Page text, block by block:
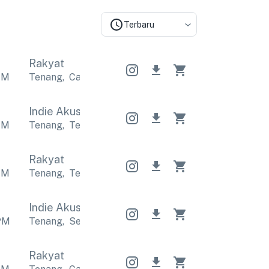
Terbaru
Rakyat
Tenang, Calm Tenang, Calm Tenang
Indie Akustik Indie Akustik Indie Akustik
Tenang, Termenung Tenang Termenung
Rakyat
Tenang, Termenung Tenang Termenung
Indie Akustik Indie Akustik Indie Akustik
Tenang, Sentimentil Tenang Sentimentil
Rakyat